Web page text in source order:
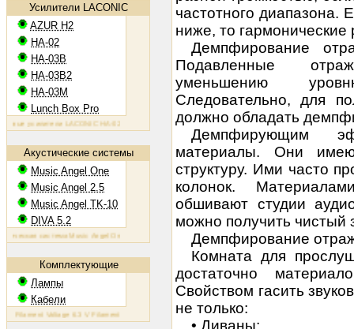
Усилители LACONIC
AZUR H2
HA-02
HA-03B
HA-03B2
HA-03M
Lunch Box Pro
усилители LACONIC HA-02,03B/B2/M: 6N6P, 2х1,2 Вт на 300 Ом
Акустические системы
Music Angel One
Music Angel 2.5
Music Angel TK-10
DIVA 5.2
система Music Angel One: 20 - 100 Вт, 38 Гц - 30 кГц, 86 Дб/Вт/м Акустическая система Music
Комплектующие
Лампы
Кабели
Voltage 6.3 V Filament Current 1.6 A Plate Voltage (max) 800 V Plate Current (max) 230 mA
частотного диапазона.
ниже, то
Демпфирование
Подавленные
уменьшению
Следовательно, для
должно обладать
Демпфирующим
материалы. Они
структуру. Ими часто
колонок.
обшивают студии
можно получить чистый
Демпфирование
Комната для
достаточно
Свойством гасить
не только:
• Диваны;